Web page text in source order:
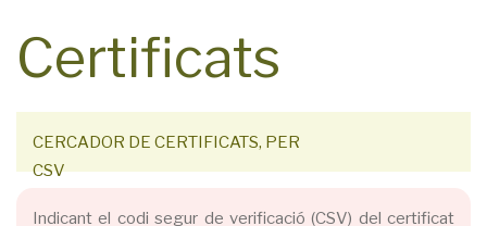
Error
message
Certificats
CERCADOR DE CERTIFICATS, PER
CSV
Indicant el codi segur de verificació (CSV) del certificat